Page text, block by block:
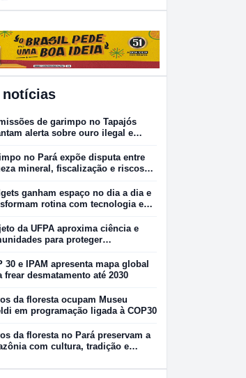
notícias
de garimpo no Tapajós
alerta sobre ouro ilegal e
no Pará expõe disputa entre
mineral, fiscalização e riscos
ganham espaço no dia a dia e
rotina com tecnologia e
da UFPA aproxima ciência e
para proteger
30 e IPAM apresenta mapa global
frear desmatamento até 2030
da floresta ocupam Museu
em programação ligada à COP30
da floresta no Pará preservam a
com cultura, tradição e